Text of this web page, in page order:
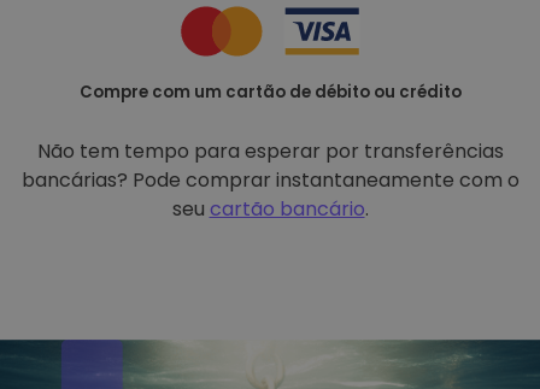
Compre com um cartão de débito ou crédito
Não tem tempo para esperar por transferências
bancárias? Pode comprar instantaneamente com o
seu cartão bancário.